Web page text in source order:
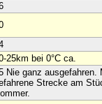
25km bei 0°C ca.
Nie ganz ausgefahren.
Strecke am